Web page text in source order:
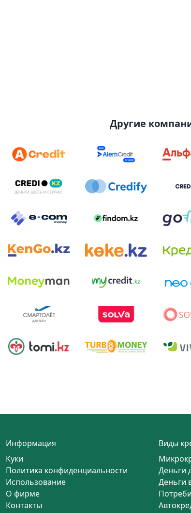
Другие
Информация
Куки
Политика конфиденциальности
Использование
О фирме
Контакты
Виды
Деньги
Деньги